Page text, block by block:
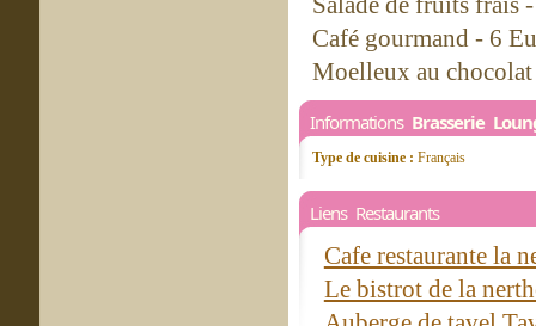
Café gourmand - 6
Moelleux au
Informations Brasserie
Type de cuisine : Français
Liens Restaurants
Cafe restaurante la
Le bistrot de la